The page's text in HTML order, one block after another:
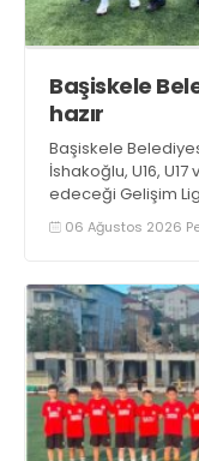
Başiskele
hazır
Başiskele
İshakoğlu, U16, U17
edeceği Gelişim
Genç oyuncuların
hedeflerinin
06 Ağustos 2026